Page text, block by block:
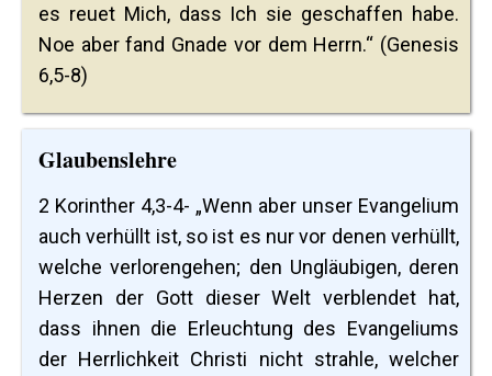
es reuet Mich, dass Ich sie geschaffen habe.
Noe aber fand Gnade vor dem Herrn.“ (Genesis
6,5-8)
Glaubenslehre
2 Korinther 4,3-4- „Wenn aber unser Evangelium
auch verhüllt ist, so ist es nur vor denen verhüllt,
welche verlorengehen; den Ungläubigen, deren
Herzen der Gott dieser Welt verblendet hat,
dass ihnen die Erleuchtung des Evangeliums
der Herrlichkeit Christi nicht strahle, welcher